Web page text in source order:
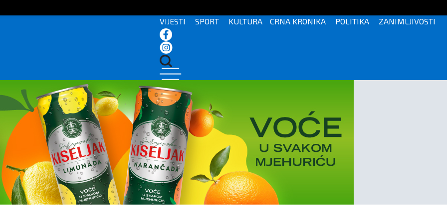
VIJESTI SPORT KULTURA CRNA KRONIKA POLITIKA ZANIMLJIVOSTI